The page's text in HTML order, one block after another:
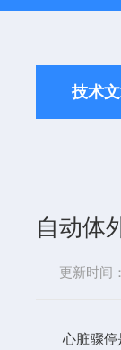
技术
自动体
更新时间
心脏骤停是